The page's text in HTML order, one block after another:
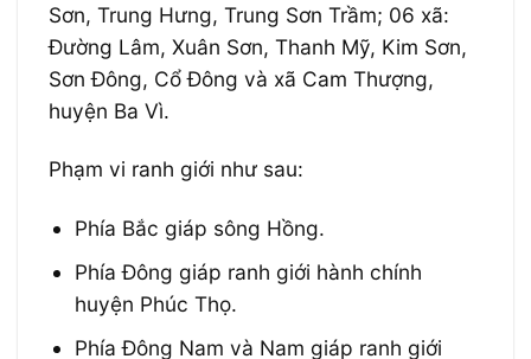
Sơn, Trung Hưng, Trung Sơn Trầm; 06 xã:
Đường Lâm, Xuân Sơn, Thanh Mỹ, Kim Sơn,
Sơn Đông, Cổ Đông và xã Cam Thượng,
huyện Ba Vì.
Phạm vi ranh giới như sau:
Phía Bắc giáp sông Hồng.
Phía Đông giáp ranh giới hành chính
huyện Phúc Thọ.
Phía Đông Nam và Nam giáp ranh giới